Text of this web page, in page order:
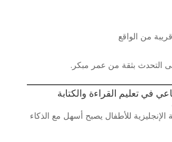
من الواقع
التحدث بثقة من عمر مبكر.
في تعليم القراءة والكتابة
الإنجليزية للأطفال يصبح أسهل مع الذكاء